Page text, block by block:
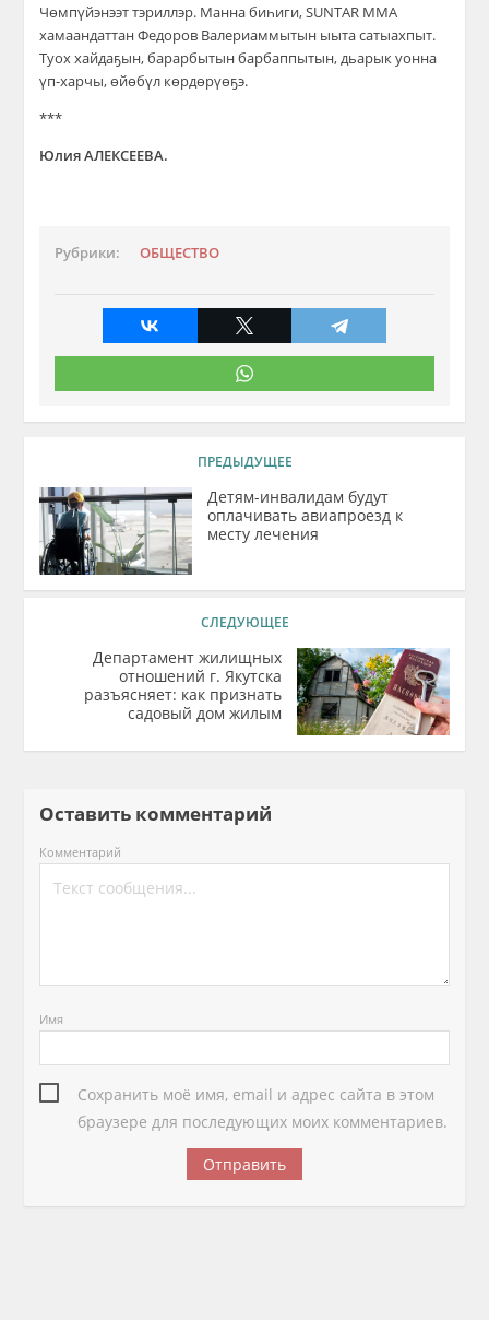
Чөмпүйэнээт тэриллэр. Манна биһиги, SUNTAR MMA
хамаандаттан Федоров Валериаммытын ыыта сатыахпыт.
Туох хайдаҕын, барарбытын барбаппытын, дьарык уонна
үп-харчы, өйөбүл көрдөрүөҕэ.
***
Юлия АЛЕКСЕЕВА.
Рубрики: ОБЩЕСТВО
ПРЕДЫДУЩЕЕ
Детям-инвалидам будут
оплачивать авиапроезд к
месту лечения
СЛЕДУЮЩЕЕ
Департамент жилищных
отношений г. Якутска
разъясняет: как признать
садовый дом жилым
Оставить комментарий
Комментарий
Имя
Сохранить моё имя, email и адрес сайта в этом
браузере для последующих моих комментариев.